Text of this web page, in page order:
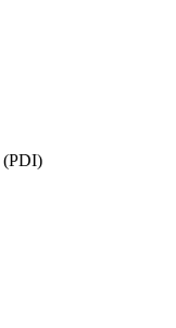
(PDI)